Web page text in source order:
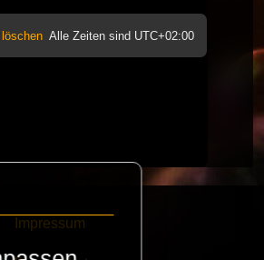
Alle Zeiten sind UTC+02:00
Impressum